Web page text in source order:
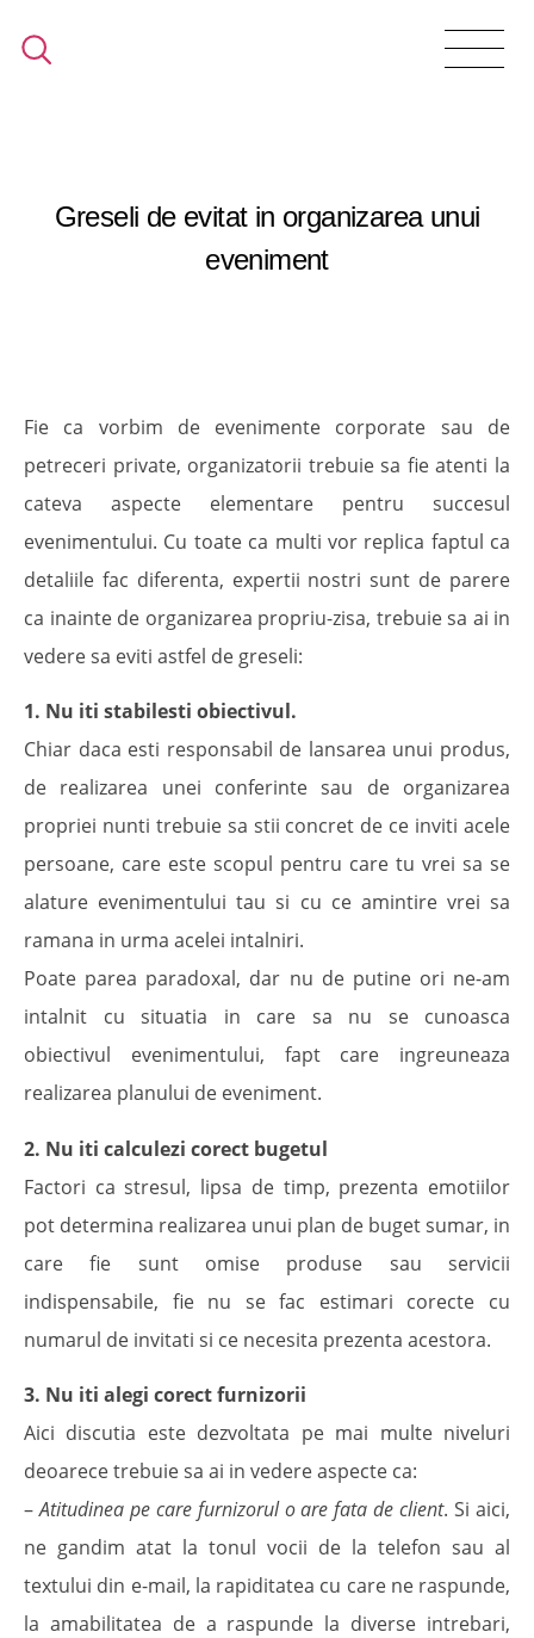
Greseli de evitat in organizarea unui
eveniment
Fie ca vorbim de evenimente corporate sau de
petreceri private, organizatorii trebuie sa fie atenti la
cateva aspecte elementare pentru succesul
evenimentului. Cu toate ca multi vor replica faptul ca
detaliile fac diferenta, expertii nostri sunt de parere
ca inainte de organizarea propriu-zisa, trebuie sa ai in
vedere sa eviti astfel de greseli:
1. Nu iti stabilesti obiectivul.
Chiar daca esti responsabil de lansarea unui produs,
de realizarea unei conferinte sau de organizarea
propriei nunti trebuie sa stii concret de ce inviti acele
persoane, care este scopul pentru care tu vrei sa se
alature evenimentului tau si cu ce amintire vrei sa
ramana in urma acelei intalniri.
Poate parea paradoxal, dar nu de putine ori ne-am
intalnit cu situatia in care sa nu se cunoasca
obiectivul evenimentului, fapt care ingreuneaza
realizarea planului de eveniment.
2. Nu iti calculezi corect bugetul
Factori ca stresul, lipsa de timp, prezenta emotiilor
pot determina realizarea unui plan de buget sumar, in
care fie sunt omise produse sau servicii
indispensabile, fie nu se fac estimari corecte cu
numarul de invitati si ce necesita prezenta acestora.
3. Nu iti alegi corect furnizorii
Aici discutia este dezvoltata pe mai multe niveluri
deoarece trebuie sa ai in vedere aspecte ca:
–Atitudinea pe care furnizorul o are fata de client. Si aici,
ne gandim atat la tonul vocii de la telefon sau al
textului din e-mail, la rapiditatea cu care ne raspunde,
la amabilitatea de a raspunde la diverse intrebari,